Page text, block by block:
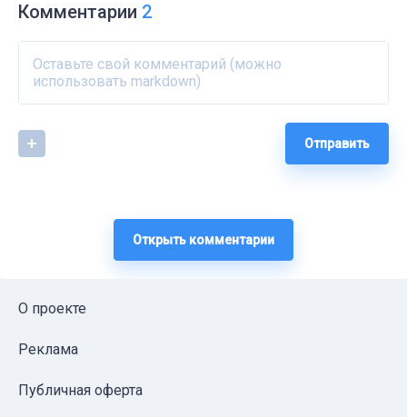
Комментарии 2
Отправить
Открыть комментарии
О проекте
Реклама
Публичная оферта